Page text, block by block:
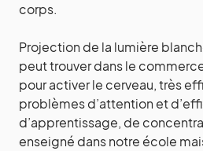
corps.
Projection de la lumière
peut trouver dans le
pour activer le cerveau, très
problèmes d’attention et
d’apprentissage, de
enseigné dans notre école